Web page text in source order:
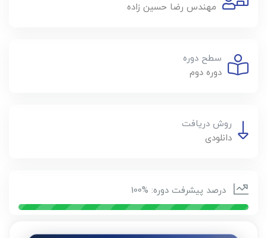
مهندس رضا حسين زاده
سطح دوره
دوره دوم
روش دریافت
دانلودی
درصد پیشرفت دوره: %100